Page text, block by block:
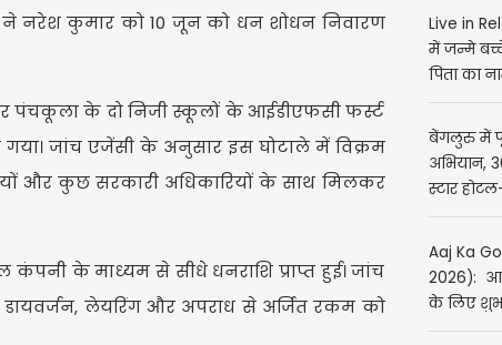
ने नरेश कुमार को 10 जून को धन शोधन निवारण
पंचकूला के दो निजी स्कूलों के आईडीएफसी फर्स्ट
जांच एजेंसी के अनुसार इस घोटाले में विक्रम
और कुछ सरकारी अधिकारियों के साथ मिलकर
के माध्यम से सीधे धनराशि प्राप्त हुई। जांच
लेयरिंग और अपराध से अर्जित रकम को
Live in
में जन्मे
पिता का
कानून?
बेंगलुरु में
अभियान,
स्टार
Aaj Ka
2026):
के लिए